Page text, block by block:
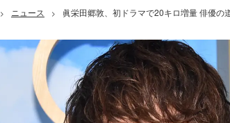
> ニュース > 眞栄田郷敦、初ドラマで20キロ増量 俳優の